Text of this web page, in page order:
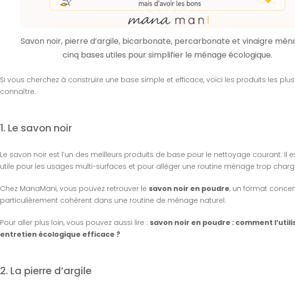
Savon noir, pierre d’argile, bicarbonate, percarbonate et vinaigre
cinq bases utiles pour simplifier le ménage écologique.
Si vous cherchez à construire une base simple et efficace, voici les produits les
connaître.
1. Le savon noir
Le savon noir est l’un des meilleurs produits de base pour le nettoyage courant. Il
utile pour les usages multi-surfaces et pour alléger une routine ménage trop
Chez ManaMani, vous pouvez retrouver le savon noir en poudre, un format
particulièrement cohérent dans une routine de ménage naturel.
Pour aller plus loin, vous pouvez aussi lire : savon noir en poudre : comment
entretien écologique efficace ?
2. La pierre d’argile